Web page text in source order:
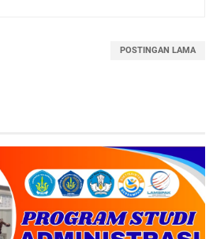
POSTINGAN LAMA